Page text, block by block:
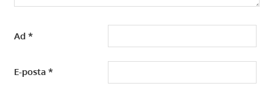
Ad *
E-posta *